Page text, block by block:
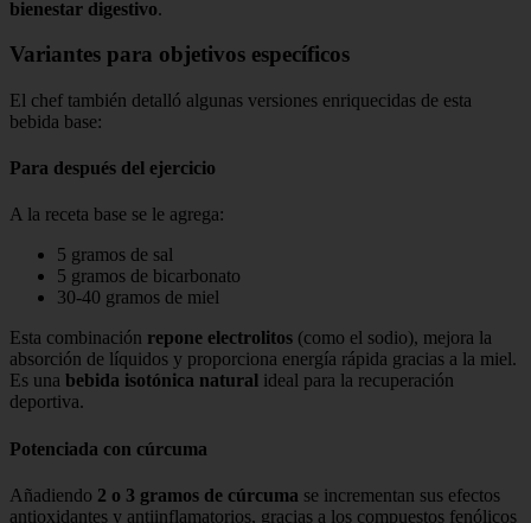
bienestar digestivo.
Variantes para objetivos específicos
El chef también detalló algunas versiones enriquecidas de esta
bebida base:
Para después del ejercicio
A la receta base se le agrega:
5 gramos de sal
5 gramos de bicarbonato
30-40 gramos de miel
Esta combinación repone electrolitos (como el sodio), mejora la
absorción de líquidos y proporciona energía rápida gracias a la miel.
Es una bebida isotónica natural ideal para la recuperación
deportiva.
Potenciada con cúrcuma
Añadiendo 2 o 3 gramos de cúrcuma se incrementan sus efectos
antioxidantes y antiinflamatorios, gracias a los compuestos fenólicos